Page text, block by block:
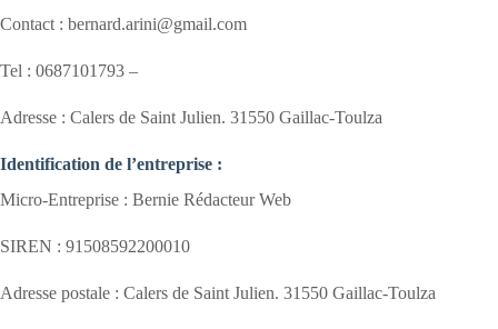
Contact : bernard.arini@gmail.com
Tel : 0687101793 –
Adresse : Calers de Saint Julien. 31550 Gaillac-Toulza
Identification de l’entreprise :
Micro-Entreprise : Bernie Rédacteur Web
SIREN : 91508592200010
Adresse postale : Calers de Saint Julien. 31550 Gaillac-Toulza